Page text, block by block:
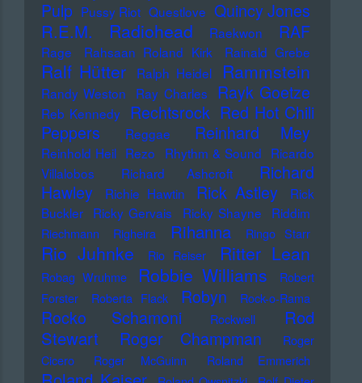
Pulp Pussy Riot Questlove Quincy Jones
R.E.M. Radiohead Raekwon RAF
Rage Rahsaan Roland Kirk Rainald Grebe
Ralf Hütter Ralph Heidel Rammstein
Randy Weston Ray Charles Rayk Goetze
Reb Kennedy Rechtsrock Red Hot Chili
Peppers
Reggae Reinhard Mey
Reinhold Heil Rezo Rhythm & Sound Ricardo
Villalobos
Richard Ashcroft
Richard
Hawley
Richie Hawtin Rick Astley
Rick
Buckler
Ricky Gervais Ricky Shayne Riddim
Riechmann Righeira Rihanna Ringo Starr
Rio Juhnke Rio Reiser Ritter Lean
Robag Wruhme Robbie Williams
Robert
Forster
Roberta Flack Robyn Rock-o-Rama
Rocko Schamoni Rockwell
Rod
Stewart
Roger Champman
Roger
Cicero
Roger McGuinn Roland Emmerich